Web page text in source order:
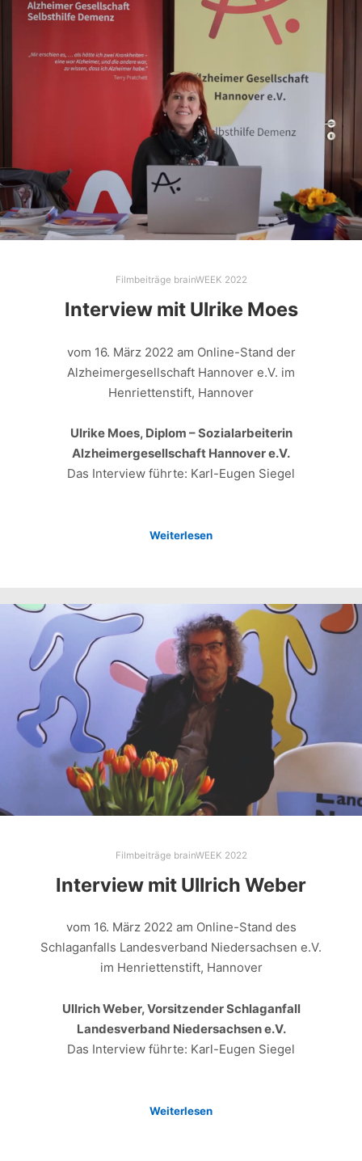
Filmbeiträge brainWEEK 2022
Interview mit Ulrike Moes
vom 16. März 2022 am Online-Stand der
Alzheimergesellschaft Hannover e.V. im
Henriettenstift, Hannover
Ulrike Moes, Diplom – Sozialarbeiterin
Alzheimergesellschaft Hannover e.V.
Das Interview führte: Karl-Eugen Siegel
Weiterlesen
Filmbeiträge brainWEEK 2022
Interview mit Ullrich Weber
vom 16. März 2022 am Online-Stand des
Schlaganfalls Landesverband Niedersachsen e.V.
im Henriettenstift, Hannover
Ullrich Weber, Vorsitzender Schlaganfall
Landesverband Niedersachsen e.V.
Das Interview führte: Karl-Eugen Siegel
Weiterlesen